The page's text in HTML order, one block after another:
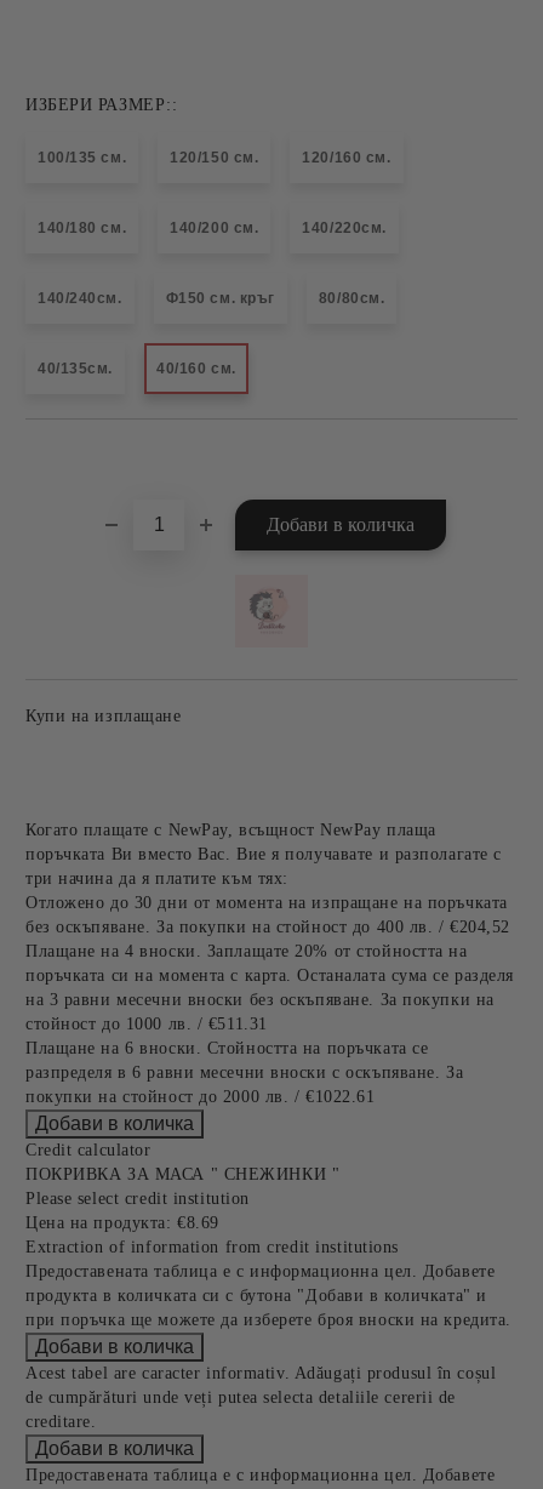
ИЗБЕРИ РАЗМЕР::
100/135 см. 120/150 см. 120/160 см.
140/180 см. 140/200 см. 140/220см.
140/240см. Ф150 см. кръг 80/80см.
40/135см. 40/160 см.
Купи на изплащане
Когато плащате с NewPay, всъщност NewPay плаща
поръчката Ви вместо Вас. Вие я получавате и разполагате с
три начина да я платите към тях:
Отложено до 30 дни от момента на изпращане на поръчката
без оскъпяване. За покупки на стойност до 400 лв. / €204,52
Плащане на 4 вноски. Заплащате 20% от стойността на
поръчката си на момента с карта. Останалата сума се разделя
на 3 равни месечни вноски без оскъпяване. За покупки на
стойност до 1000 лв. / €511.31
Плащане на 6 вноски. Стойността на поръчката се
разпределя в 6 равни месечни вноски с оскъпяване. За
покупки на стойност до 2000 лв. / €1022.61
Credit calculator
ПОКРИВКА ЗА МАСА " СНЕЖИНКИ "
Please select credit institution
Цена на продукта: €8.69
Extraction of information from credit institutions
Предоставената таблица е с информационна цел. Добавете
продукта в количката си с бутона "Добави в количката" и
при поръчка ще можете да изберете броя вноски на кредита.
Acest tabel are caracter informativ. Adăugați produsul în coșul
de cumpărături unde veți putea selecta detaliile cererii de
creditare.
Предоставената таблица е с информационна цел. Добавете